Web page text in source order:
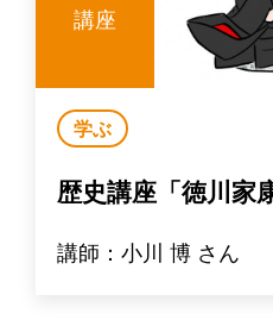
講座
学ぶ
歴史講座「徳川家
講師：小川 博 さん